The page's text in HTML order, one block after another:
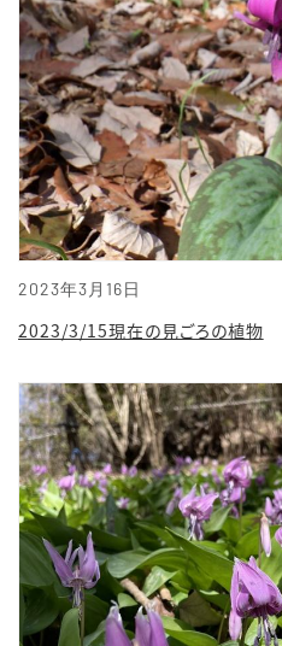
2023年3月16日
2023/3/15現在の見ごろの植物